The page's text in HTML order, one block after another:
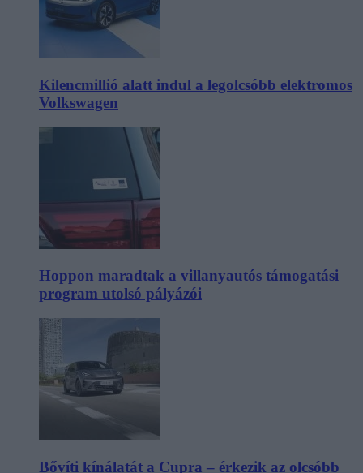
Kilencmillió alatt indul a legolcsóbb elektromos
Volkswagen
Hoppon maradtak a villanyautós támogatási
program utolsó pályázói
Bővíti kínálatát a Cupra – érkezik az olcsóbb